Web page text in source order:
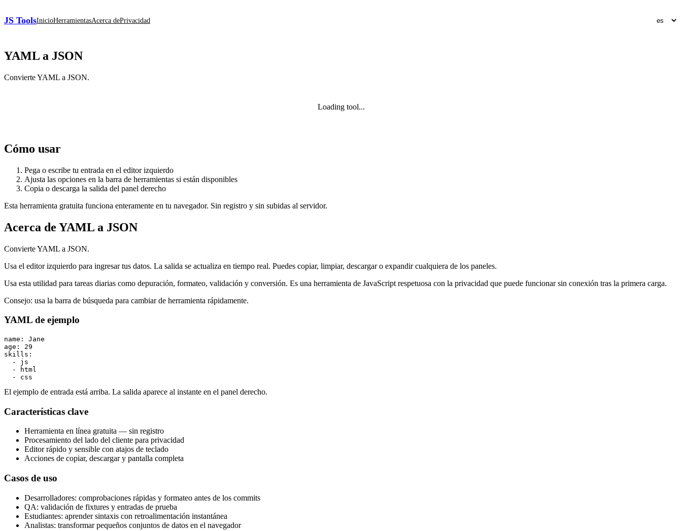
JS ToolsInicioHerramientasAcerca dePrivacidad
YAML a JSON
Convierte YAML a JSON.
Loading tool...
Cómo usar
Pega o escribe tu entrada en el editor izquierdo
Ajusta las opciones en la barra de herramientas si están disponibles
Copia o descarga la salida del panel derecho
Esta herramienta gratuita funciona enteramente en tu navegador. Sin registro y sin subidas al servidor.
Acerca de YAML a JSON
Convierte YAML a JSON.
Usa el editor izquierdo para ingresar tus datos. La salida se actualiza en tiempo real. Puedes copiar, limpiar, descargar o expandir cualquiera de los paneles.
Usa esta utilidad para tareas diarias como depuración, formateo, validación y conversión. Es una herramienta de JavaScript respetuosa con la privacidad que puede funcionar sin conexión tras la primera carga.
Consejo: usa la barra de búsqueda para cambiar de herramienta rápidamente.
YAML de ejemplo
name: Jane
age: 29
skills:
  - js
  - html
  - css
El ejemplo de entrada está arriba. La salida aparece al instante en el panel derecho.
Características clave
Herramienta en línea gratuita — sin registro
Procesamiento del lado del cliente para privacidad
Editor rápido y sensible con atajos de teclado
Acciones de copiar, descargar y pantalla completa
Casos de uso
Desarrolladores: comprobaciones rápidas y formateo antes de los commits
QA: validación de fixtures y entradas de prueba
Estudiantes: aprender sintaxis con retroalimentación instantánea
Analistas: transformar pequeños conjuntos de datos en el navegador